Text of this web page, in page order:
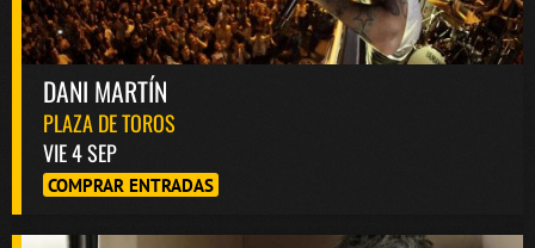
DANI MARTÍN
PLAZA DE TOROS
VIE 4 SEP
COMPRAR ENTRADAS